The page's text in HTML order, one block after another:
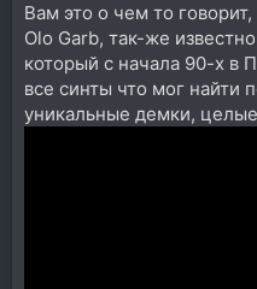
Вам это о чем то
Olo Garb, так-же
который с начала 90-х в
все синты что мог найти
уникальные демки,